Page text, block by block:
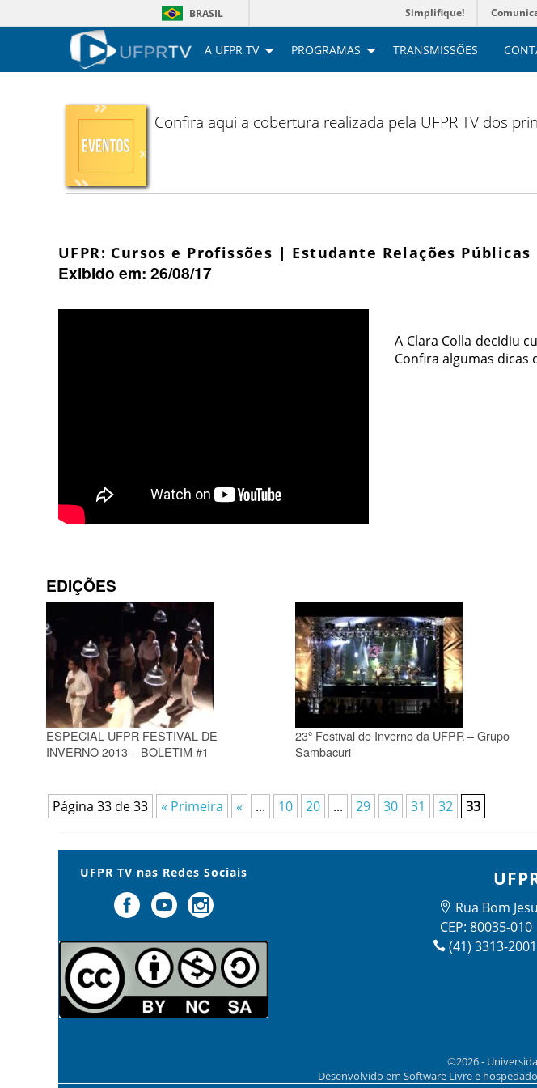
BRASIL Simplifique!
A UFPR TV PROGRAMAS TRANSMISSÕES
Confira aqui a cobertura realizada pela UFPR TV dos
UFPR: Cursos e Profissões | Estudante Relações Públicas
Exibido em: 26/08/17
A Clara Colla decidiu
Confira algumas dicas
EDIÇÕES
ESPECIAL UFPR FESTIVAL DE
INVERNO 2013 – BOLETIM #1
23º Festival de Inverno da UFPR – Grupo
Sambacuri
Página 33 de 33 « Primeira « ... 10 20 ... 29 30 31 32 33
UFPR TV nas Redes Sociais
Rua Bom
CEP: 80035-
(41) 3313-2001
©2026 -
Desenvolvido em Software Livre e